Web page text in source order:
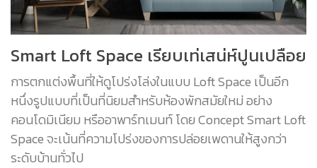
Smart Loft Space เรียบเท่เสน่ห์ปูนเปลือย
การตกแต่งพื้นที่ให้ดูโปร่งโล่งในแบบ Loft Space เป็นอีก
หนึ่งรูปแบบที่เป็นที่นิยมสำหรับห้องพักสมัยใหม่ อย่าง
คอนโดมิเนียม หรืออาพาร์ทเมนท์ โดย Concept Smart Loft
Space จะเน้นที่ความโปร่งของการปล่อยเพดานให้สูงกว่า
ระดับบ้านทั่วไป